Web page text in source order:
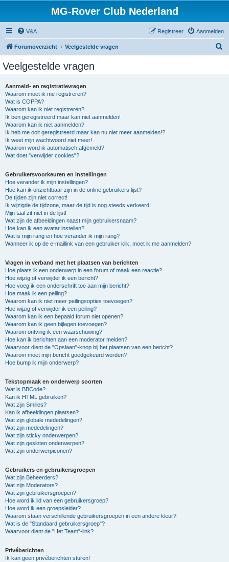
MG-Rover Club Nederland
V&A Aanmelden
Registreer
Forumoverzicht Veelgestelde vragen
Veelgestelde vragen
Aanmeld- en registratievragen
Waarom moet ik me registreren?
Wat is COPPA?
Waarom kan ik niet registreren?
Ik ben geregistreerd maar kan niet aanmelden!
Waarom kan ik niet aanmelden?
Ik heb me ooit geregistreerd maar kan nu niet meer aanmelden!?
Ik weet mijn wachtwoord niet meer!
Waarom word ik automatisch afgemeld?
Wat doet "verwijder cookies"?
Gebruikersvoorkeuren en instellingen
Hoe verander ik mijn instellingen?
Hoe kan ik onzichtbaar zijn in de online gebruikers lijst?
De tijden zijn niet correct!
Ik wijzigde de tijdzone, maar de tijd is nog steeds verkeerd!
Mijn taal zit niet in de lijst!
Wat zijn de afbeeldingen naast mijn gebruikersnaam?
Hoe kan ik een avatar instellen?
Wat is mijn rang en hoe verander ik mijn rang?
Wanneer ik op de e-maillink van een gebruiker klik, moet ik me aanmelden?
Vragen in verband met het plaatsen van berichten
Hoe plaats ik een onderwerp in een forum of maak een reactie?
Hoe wijzig of verwijder ik een bericht?
Hoe voeg ik een onderschrift toe aan mijn bericht?
Hoe maak ik een peiling?
Waarom kan ik niet meer peilingsopties toevoegen?
Hoe wijzig of verwijder ik een peiling?
Waarom kan ik een bepaald forum niet openen?
Waarom kan ik geen bijlagen toevoegen?
Waarom ontving ik een waarschuwing?
Hoe kan ik berichten aan een moderator melden?
Waarvoor dient de "Opslaan"-knop bij het plaatsen van een bericht?
Waarom moet mijn bericht goedgekeurd worden?
Hoe bump ik mijn onderwerp?
Tekstopmaak en onderwerp soorten
Wat is BBCode?
Kan ik HTML gebruiken?
Wat zijn Smilies?
Kan ik afbeeldingen plaatsen?
Wat zijn globale mededelingen?
Wat zijn mededelingen?
Wat zijn sticky onderwerpen?
Wat zijn gesloten onderwerpen?
Wat zijn onderwerpiconen?
Gebruikers en gebruikersgroepen
Wat zijn Beheerders?
Wat zijn Moderators?
Wat zijn gebruikersgroepen?
Hoe word ik lid van een gebruikersgroep?
Hoe word ik een groepsleider?
Waarom staan verschillende gebruikersgroepen in een andere kleur?
Wat is de "Standaard gebruikersgroep"?
Waarvoor dient de "Het Team"-link?
Privéberichten
Ik kan geen privéberichten sturen!